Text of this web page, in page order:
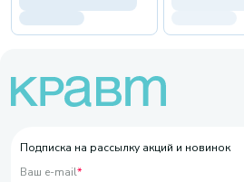
Подписка на рассылку акций и новинок
Ваш e-mail*